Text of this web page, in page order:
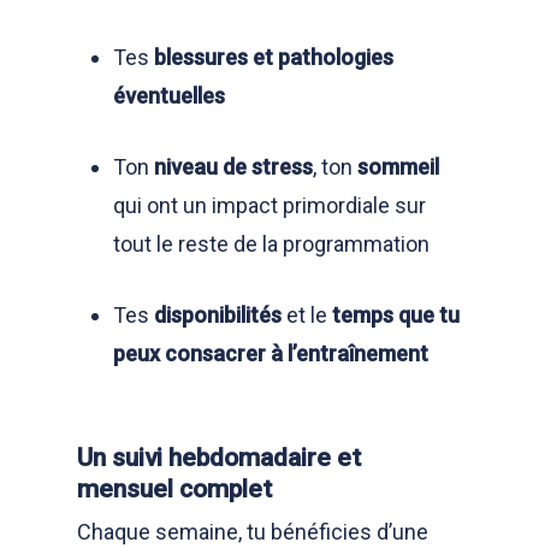
Tes blessures et pathologies
éventuelles
Ton niveau de stress, ton sommeil
qui ont un impact primordiale sur
tout le reste de la programmation
Tes disponibilités et le temps que tu
peux consacrer à l’entraînement
Un suivi hebdomadaire et
mensuel complet
Chaque semaine, tu bénéficies d’une